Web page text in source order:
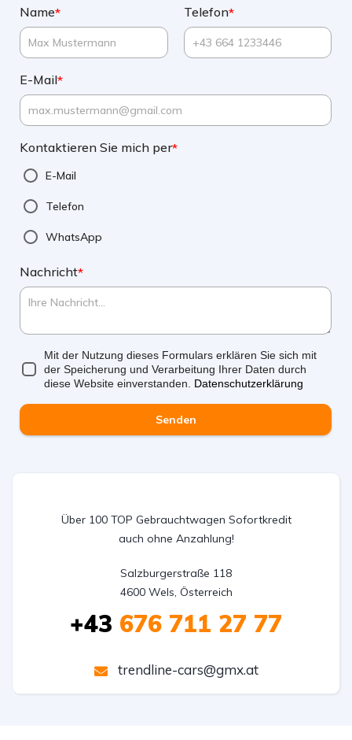
Name* Telefon*
E-Mail*
Kontaktieren Sie mich per*
E-Mail
Telefon
WhatsApp
Nachricht*
Mit der Nutzung dieses Formulars erklären Sie sich mit
der Speicherung und Verarbeitung Ihrer Daten durch
diese Website einverstanden. Datenschutzerklärung
Senden
Über 100 TOP Gebrauchtwagen Sofortkredit
auch ohne Anzahlung!
Salzburgerstraße 118
4600 Wels, Österreich
+43 676 711 27 77
trendline-cars@gmx.at